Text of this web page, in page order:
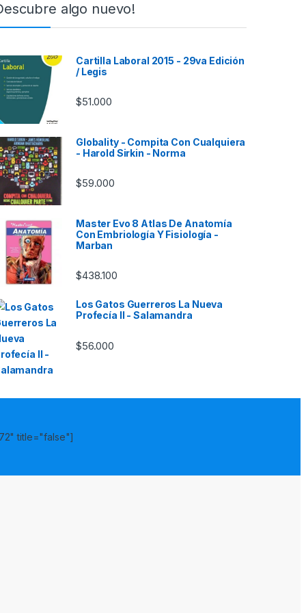
algo nuevo!
Cartilla Laboral 2015 - 29va Edición
/ Legis
$51.000
Globality - Compita Con Cualquiera
- Harold Sirkin - Norma
$59.000
Master Evo 8 Atlas De Anatomía
Con Embriología Y Fisiología -
Marban
$438.100
Los Gatos Guerreros La Nueva
Profecía II - Salamandra
$56.000
title="false"]